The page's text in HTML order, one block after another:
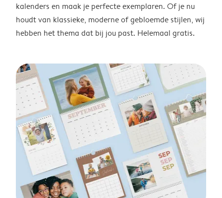
kalenders en maak je perfecte exemplaren. Of je nu
houdt van klassieke, moderne of gebloemde stijlen, wij
hebben het thema dat bij jou past. Helemaal gratis.